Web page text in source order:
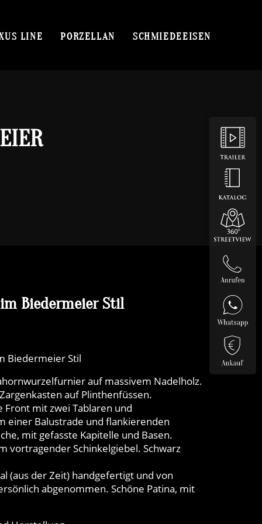
LINE PORZELLAN SCHMIEDEEISEN
Biedermeier Stil
Biedermeier Stil
auf massivem Nadelholz.
auf Plinthenfüssen.
mit zwei Tablaren und
einer Balustrade und flankierenden
mit gefasste Kapitelle und Basen.
vortragender Schinkelgiebel. Schwarz
(aus der Zeit) handgefertigt und von
abgenommen. Schöne Patina, mit